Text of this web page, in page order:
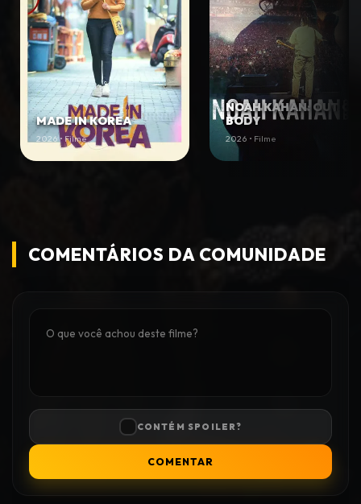
MADE IN KOREA
2026 • Filme
NOAH KAHAN: OUT OF
BODY
2026 • Filme
COMENTÁRIOS DA COMUNIDADE
CONTÉM SPOILER?
COMENTAR